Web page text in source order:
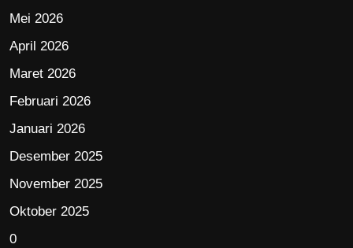
Mei 2026
April 2026
Maret 2026
Februari 2026
Januari 2026
Desember 2025
November 2025
Oktober 2025
0